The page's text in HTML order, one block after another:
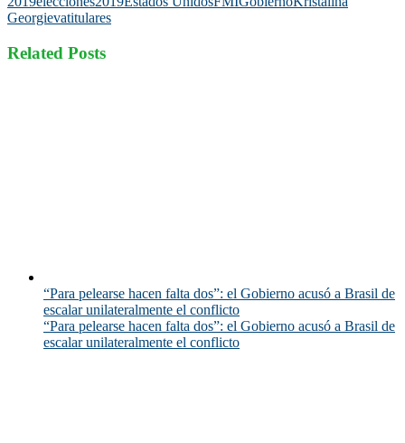
Georgievatitulares
Related Posts
“Para pelearse hacen falta dos”: el Gobierno acusó a Brasil de
escalar unilateralmente el conflicto
“Para pelearse hacen falta dos”: el Gobierno acusó a Brasil de
escalar unilateralmente el conflicto